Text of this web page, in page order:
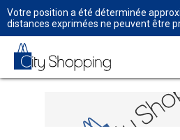
Votre position a été déterminée
distances exprimées ne peuvent être